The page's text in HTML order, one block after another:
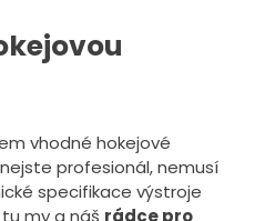
vhodné hokejové
profesionál, nemusí
specifikace výstroje
my a náš rádce pro